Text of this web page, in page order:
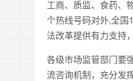
工商、质监、食药、
个热线号码对外,全国
法改革提供有力支持
各级市场监管部门要
流咨询机制，充分发